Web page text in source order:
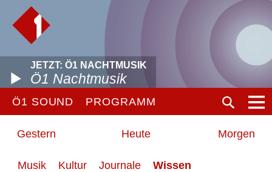
JETZT: Ö1 NACHTMUSIK
Ö1 Nachtmusik
Ö1 SOUND PROGRAMM
Gestern Heute Morgen
Musik Kultur Journale
Wissen